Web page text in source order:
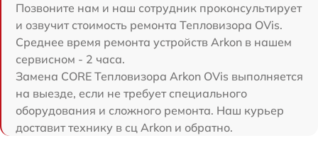
Позвоните нам и наш сотрудник проконсультирует
и озвучит стоимость ремонта Тепловизора OVis.
Среднее время ремонта устройств Arkon в нашем
сервисном - 2 часа.
Замена CORE Тепловизора Arkon OVis выполняется
на выезде, если не требует специального
оборудования и сложного ремонта. Наш курьер
доставит технику в сц Arkon и обратно.